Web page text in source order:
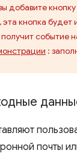
добавите
эта кнопка
событие
:
почты